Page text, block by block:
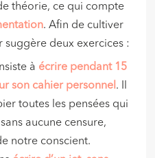
théorie, ce qui compte
. Afin de cultiver
suggère deux exercices :
à écrire pendant 15
son cahier personnel . Il
toutes les pensées qui
aucune censure,
notre conscient.